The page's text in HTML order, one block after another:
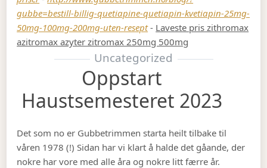
gubbe=bestill-billig-quetiapine-quetiapin-kvetiapin-25mg-
50mg-100mg-200mg-uten-resept- Laveste pris zithromax
azitromax azyter zitromax 250mg 500mg
Uncategorized
Oppstart
Haustsemesteret 2023
Det som no er Gubbetrimmen starta heilt tilbake til
våren 1978 (!) Sidan har vi klart å halde det gåande, der
nokre har vore med alle åra og nokre litt færre år.